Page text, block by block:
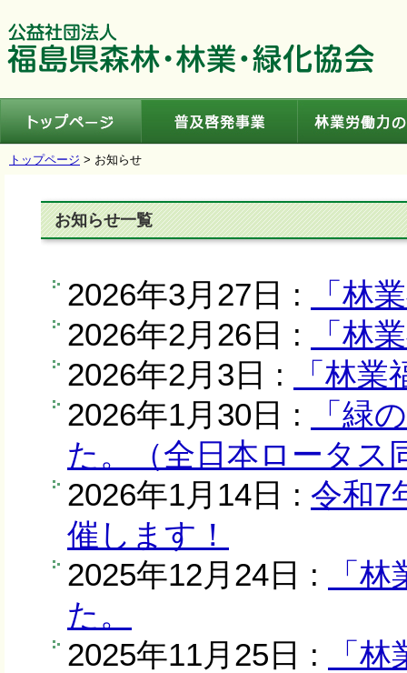
トップページ > お知らせ
お知らせ一覧
2026年3月27日 :
「林
2026年2月26日 :
「林
2026年2月3日 :
「林
2026年1月30日 :
「緑
た。（全日本ロータス
2026年1月14日 : 令和7
催します！
2025年12月24日 :
「
た。
2025年11月25日 :
「